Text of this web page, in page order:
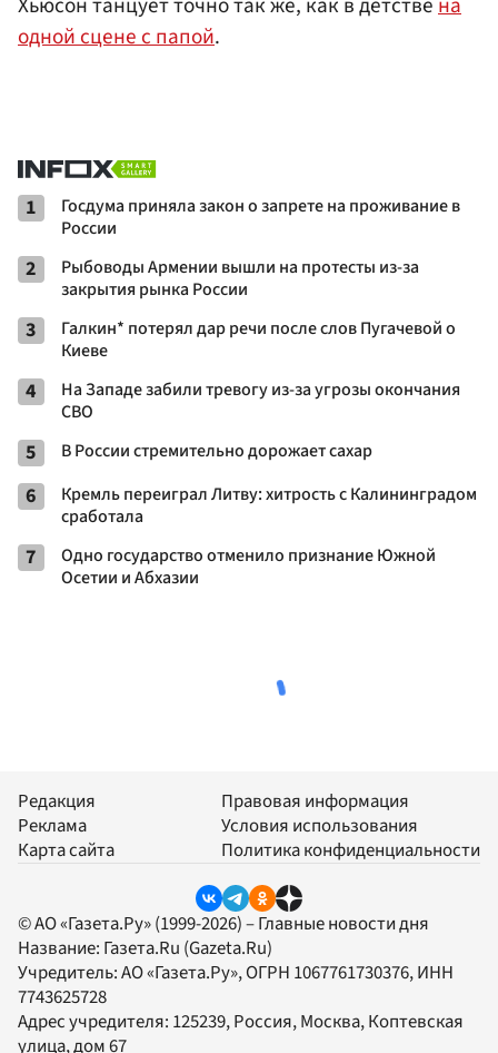
одной сцене с папой.
1
Госдума приняла закон о запрете на проживание в
России
2
Рыбоводы Армении вышли на протесты из-за
закрытия рынка России
3
Галкин* потерял дар речи после слов Пугачевой о
Киеве
4
На Западе забили тревогу из-за угрозы окончания
СВО
5 В России стремительно дорожает сахар
6
Кремль переиграл Литву: хитрость с Калининградом
сработала
7
Одно государство отменило признание Южной
Осетии и Абхазии
Редакция
Реклама
Карта сайта
Правовая информация
Условия использования
Политика конфиденциальности
© АО «Газета.Ру» (1999-2026) – Главные новости дня
Название: Газета.Ru (Gazeta.Ru)
Учредитель:АО «Газета.Ру», ОГРН 1067761730376, ИНН
7743625728
Адрес учредителя: 125239, Россия, Москва, Коптевская
улица, дом 67